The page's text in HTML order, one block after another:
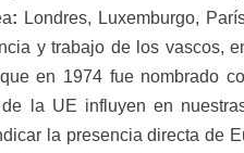
: Londres, Luxemburgo,
y trabajo de los vascos,
en 1974 fue nombrado
la UE influyen en
la presencia directa de